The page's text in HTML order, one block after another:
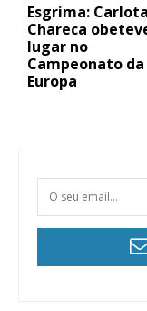
Esgrima: Carlota
Chareca
lugar no
Campeonato da
Europa